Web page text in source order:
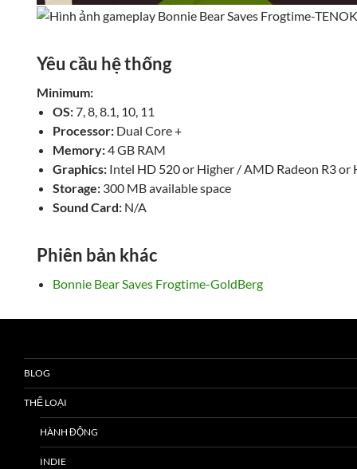
Yêu cầu hệ thống
Minimum:
OS:7, 8, 8.1, 10, 11
Processor: Dual Core +
Memory:4 GB RAM
Graphics: Intel HD 520 or Higher / AMD Radeon R3 or
Storage: 300 MB available space
Sound Card: N/A
Phiên bản khác
Bonnie Bear Saves Frogtime-GoldBerg
BLOG
THỂ LOẠI
HÀNH ĐỘNG
INDIE